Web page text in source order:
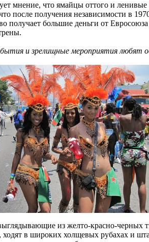
мнение, что ямайцы оттого и ленивые
после получения независимости в
получает большие деньги от
и зрелищные мероприятия любят
из желто-красно-
ходят в широких холщевых рубахах и